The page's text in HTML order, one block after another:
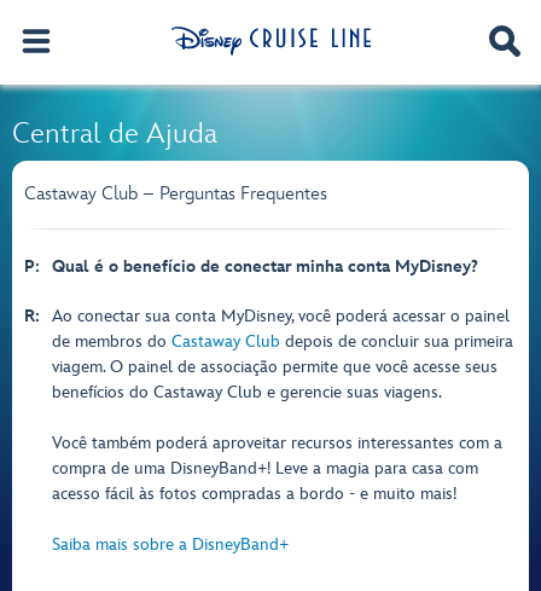
Central de Ajuda
Castaway Club – Perguntas Frequentes
P: Qual é o benefício de conectar minha conta MyDisney?
R:
Ao conectar sua conta MyDisney, você poderá acessar o painel
de membros do Castaway Club depois de concluir sua primeira
viagem. O painel de associação permite que você acesse seus
benefícios do Castaway Club e gerencie suas viagens.
Você também poderá aproveitar recursos interessantes com a
compra de uma DisneyBand+! Leve a magia para casa com
acesso fácil às fotos compradas a bordo - e muito mais!
Saiba mais sobre a DisneyBand+